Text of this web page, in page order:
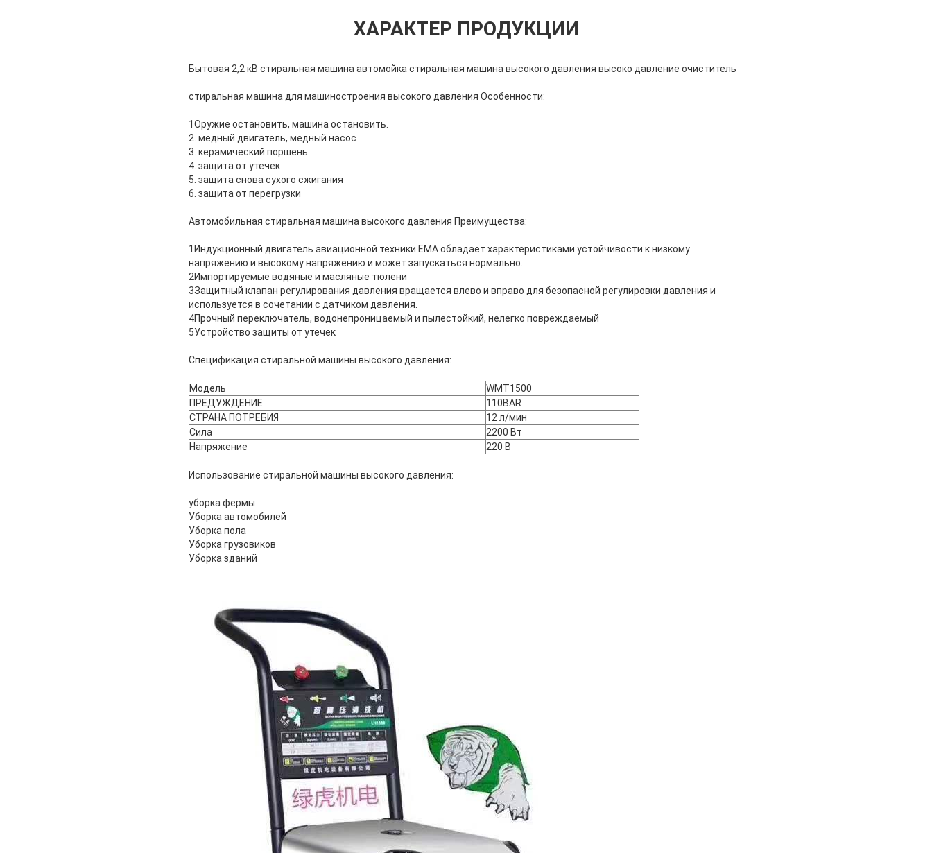
ХАРАКТЕР ПРОДУКЦИИ
Бытовая 2,2 кВ стиральная машина автомойка стиральная машина высокого давления высоко давление очиститель
стиральная машина для машиностроения высокого давления Особенности:
1Оружие остановить, машина остановить.
2. медный двигатель, медный насос
3. керамический поршень
4. защита от утечек
5. защита снова сухого сжигания
6. защита от перегрузки
Автомобильная стиральная машина высокого давления Преимущества:
1Индукционный двигатель авиационной техники EMA обладает характеристиками устойчивости к низкому
напряжению и высокому напряжению и может запускаться нормально.
2Импортируемые водяные и масляные тюлени
3Защитный клапан регулирования давления вращается влево и вправо для безопасной регулировки давления и
используется в сочетании с датчиком давления.
4Прочный переключатель, водонепроницаемый и пылестойкий, нелегко повреждаемый
5Устройство защиты от утечек
Спецификация стиральной машины высокого давления:
Модель
WMT1500
ПРЕДУЖДЕНИЕ
110BAR
СТРАНА ПОТРЕБИЯ
12 л/мин
Сила
2200 Вт
Напряжение
220 В
Использование стиральной машины высокого давления:
уборка фермы
Уборка автомобилей
Уборка пола
Уборка грузовиков
Уборка зданий